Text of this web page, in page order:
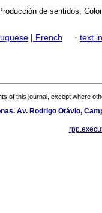
de sentidos;
| French · text
of this journal, except where
Av. Rodrigo Otávio,